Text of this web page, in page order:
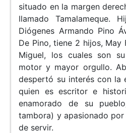
situado en la margen
llamado Tamalameque.
Diógenes Armando Pino
De Pino, tiene 2 hijos, May
Miguel, los cuales son
motor y mayor orgullo.
despertó su interés con la
quien es escritor e
enamorado de su
tambora) y apasionado
de servir.